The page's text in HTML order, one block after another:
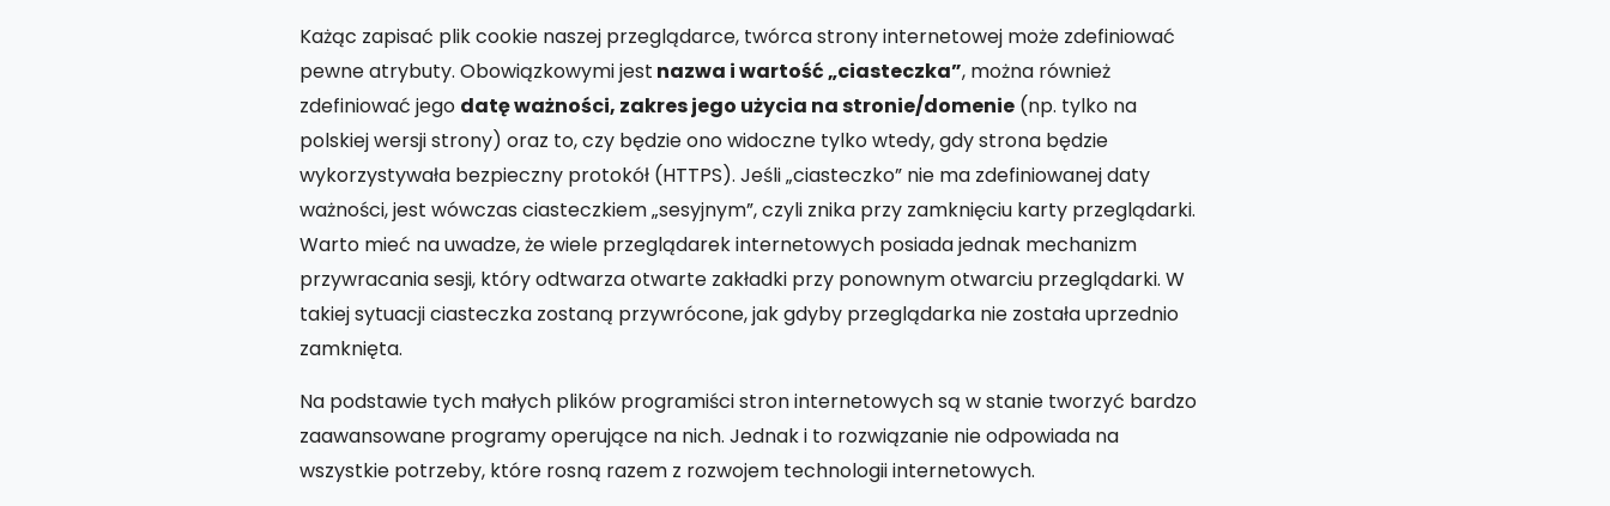
Każąc zapisać plik cookie naszej przeglądarce, twórca strony internetowej może zdefiniować
pewne atrybuty. Obowiązkowymi jest nazwa i wartość „ciasteczka”, można również
zdefiniować jego datę ważności, zakres jego użycia na stronie/domenie (np. tylko na
polskiej wersji strony) oraz to, czy będzie ono widoczne tylko wtedy, gdy strona będzie
wykorzystywała bezpieczny protokół (HTTPS). Jeśli „ciasteczko” nie ma zdefiniowanej daty
ważności, jest wówczas ciasteczkiem „sesyjnym”, czyli znika przy zamknięciu karty przeglądarki.
Warto mieć na uwadze, że wiele przeglądarek internetowych posiada jednak mechanizm
przywracania sesji, który odtwarza otwarte zakładki przy ponownym otwarciu przeglądarki. W
takiej sytuacji ciasteczka zostaną przywrócone, jak gdyby przeglądarka nie została uprzednio
zamknięta.
Na podstawie tych małych plików programiści stron internetowych są w stanie tworzyć bardzo
zaawansowane programy operujące na nich. Jednak i to rozwiązanie nie odpowiada na
wszystkie potrzeby, które rosną razem z rozwojem technologii internetowych.